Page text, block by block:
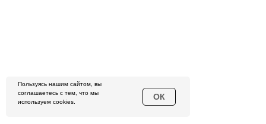
ОК
Пользуясь нашим сайтом, вы
соглашаетесь с тем, что мы
используем cookies.